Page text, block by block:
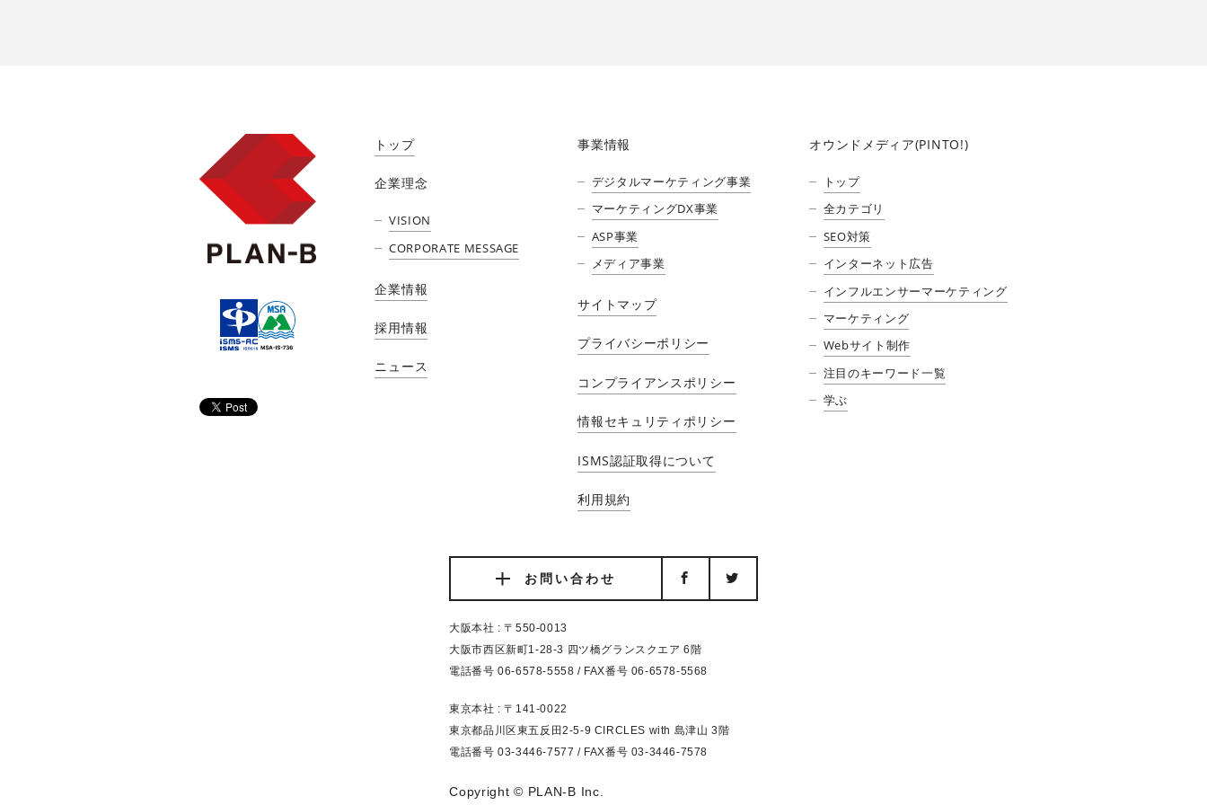
トップ
企業理念
VISION
CORPORATE MESSAGE
企業情報
採用情報
ニュース
事業情報
デジタルマーケティング事業
マーケティングDX事業
ASP事業
メディア事業​
サイトマップ
プライバシーポリシー
コンプライアンスポリシー
情報セキュリティポリシー
ISMS認証取得について
利用規約
オウンドメディア(PINTO!)
トップ
全カテゴリ
SEO対策
インターネット広告
インフルエンサーマーケティング
マーケティング
Webサイト制作
注目のキーワード一覧
学ぶ
お問い合わせ
大阪本社 : 〒550-0013
大阪市西区新町1-28-3 四ツ橋グランスクエア 6階
電話番号 06-6578-5558 / FAX番号 06-6578-5568
東京本社 : 〒141-0022
東京都品川区東五反田2-5-9 CIRCLES with 島津山 3階
電話番号 03-3446-7577 / FAX番号 03-3446-7578
Copyright © PLAN-B Inc.